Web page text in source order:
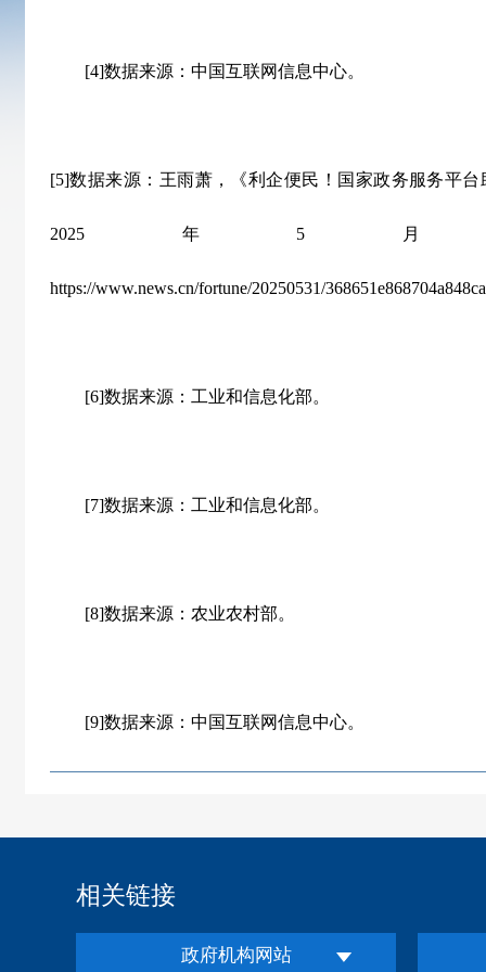
[4]数据来源：中国互联网信息中心。
[5]数据来源：王雨萧，《利企便民！国家政务服务平
2025年5
https://www.news.cn/fortune/20250531/
[6]数据来源：工业和信息化部。
[7]数据来源：工业和信息化部。
[8]数据来源：农业农村部。
[9]数据来源：中国互联网信息中心。
相关链接
政府机构网站